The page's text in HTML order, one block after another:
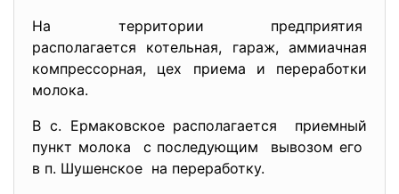
На территории предприятия
располагается котельная, гараж, аммиачная
компрессорная, цех приема и переработки
молока.
В с. Ермаковское располагается приемный
пункт молока с последующим вывозом его
в п. Шушенское на переработку.